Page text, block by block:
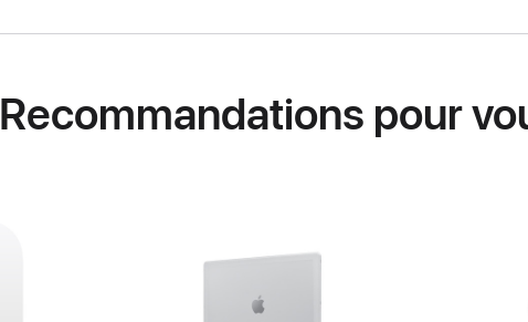
Recommandations pour